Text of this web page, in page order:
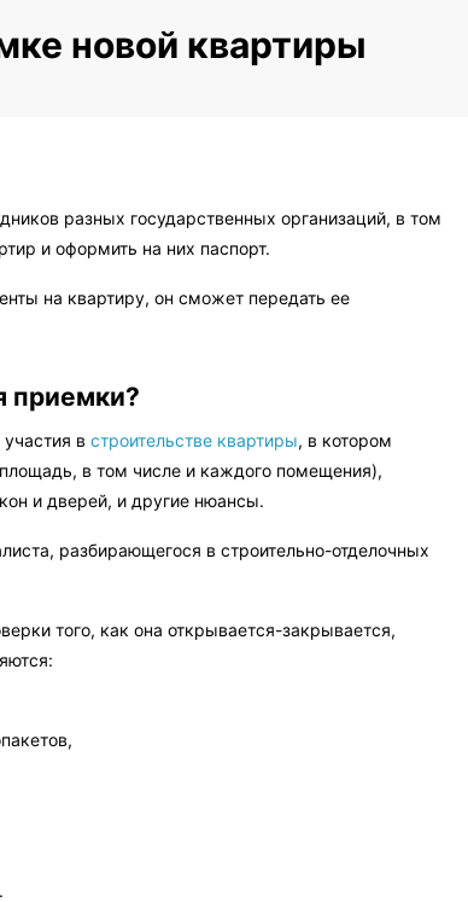
новой квартиры
разных государственных организаций, в том
и оформить на них паспорт.
на квартиру, он сможет передать ее
приемки?
в строительстве квартиры, в котором
в том числе и каждого помещения),
и дверей, и другие нюансы.
разбирающегося в строительно-отделочных
того, как она открывается-закрывается,